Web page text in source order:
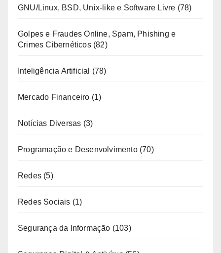
GNU/Linux, BSD, Unix-like e Software Livre (78)
Golpes e Fraudes Online, Spam, Phishing e
Crimes Cibernéticos(82)
Inteligência Artificial (78)
Mercado Financeiro (1)
Notícias Diversas (3)
Programação e Desenvolvimento(70)
Redes (5)
Redes Sociais (1)
Segurança da Informação (103)